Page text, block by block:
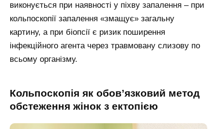
виконується при наявності у піхву запалення – при
кольпоскопії запалення «змащує» загальну
картину, а при біопсії є ризик поширення
інфекційного агента через травмовану слизову по
всьому організму.
Кольпоскопія як обов’язковий метод
обстеження жінок з ектопією